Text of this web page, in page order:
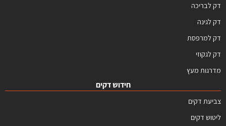
דק לבריכה
דק לגינה
דק למרפסת
דק לגקוזי
מדרגות מעץ
חידוש דקים
צביעת דקים
ליטוש דקים